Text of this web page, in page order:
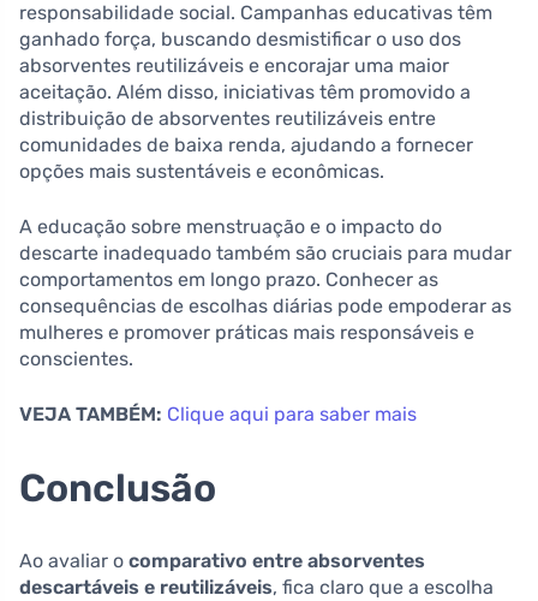
responsabilidade social. Campanhas educativas têm
ganhado força, buscando desmistificar o uso dos
absorventes reutilizáveis e encorajar uma maior
aceitação. Além disso, iniciativas têm promovido a
distribuição de absorventes reutilizáveis entre
comunidades de baixa renda, ajudando a fornecer
opções mais sustentáveis e econômicas.
A educação sobre menstruação e o impacto do
descarte inadequado também são cruciais para mudar
comportamentos em longo prazo. Conhecer as
consequências de escolhas diárias pode empoderar as
mulheres e promover práticas mais responsáveis e
conscientes.
VEJA TAMBÉM: Clique aqui para saber mais
Conclusão
Ao avaliar o comparativo entre absorventes
descartáveis e reutilizáveis, fica claro que a escolha